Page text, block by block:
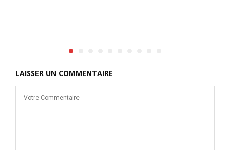
LAISSER UN COMMENTAIRE